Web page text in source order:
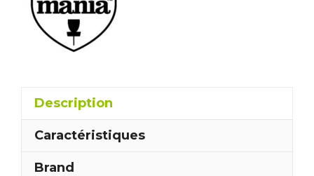
Description
Caractéristiques
Brand